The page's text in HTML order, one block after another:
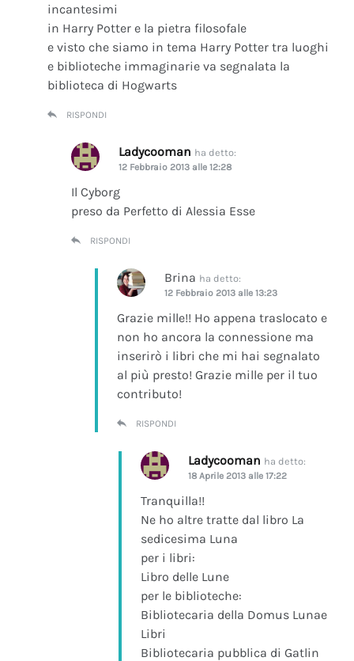
incantesimi
in Harry Potter e la pietra filosofale
e visto che siamo in tema Harry Potter tra luoghi
e biblioteche immaginarie va segnalata la
biblioteca di Hogwarts
RISPONDI
Ladycooman ha detto:
12 Febbraio 2013 alle 12:28
Il Cyborg
preso da Perfetto di Alessia Esse
RISPONDI
Brina ha detto:
12 Febbraio 2013 alle 13:23
Grazie mille!! Ho appena traslocato e
non ho ancora la connessione ma
inserirò i libri che mi hai segnalato
al più presto! Grazie mille per il tuo
contributo!
RISPONDI
Ladycooman ha detto:
18 Aprile 2013 alle 17:22
Tranquilla!!
Ne ho altre tratte dal libro La
sedicesima Luna
per i libri:
Libro delle Lune
per le biblioteche:
Bibliotecaria della Domus Lunae
Libri
Bibliotecaria pubblica di Gatlin